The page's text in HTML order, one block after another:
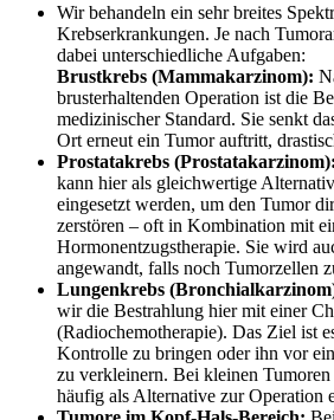
Wir behandeln ein sehr breites
Krebserkrankungen. Je nach
dabei unterschiedliche Aufgaben:
Brustkrebs (Mammakarzinom):
brusterhaltenden Operation ist die
medizinischer Standard. Sie senkt
Ort erneut ein Tumor auftritt,
Prostatakrebs (Prostatakarzinom):
kann hier als gleichwertige
eingesetzt werden, um den Tumor
zerstören – oft in Kombination mit
Hormonentzugstherapie. Sie wird
angewandt, falls noch Tumorzellen
Lungenkrebs
wir die Bestrahlung hier mit einer
(Radiochemotherapie). Das Ziel ist
Kontrolle zu bringen oder ihn vor
zu verkleinern. Bei kleinen
häufig als Alternative zur Operation